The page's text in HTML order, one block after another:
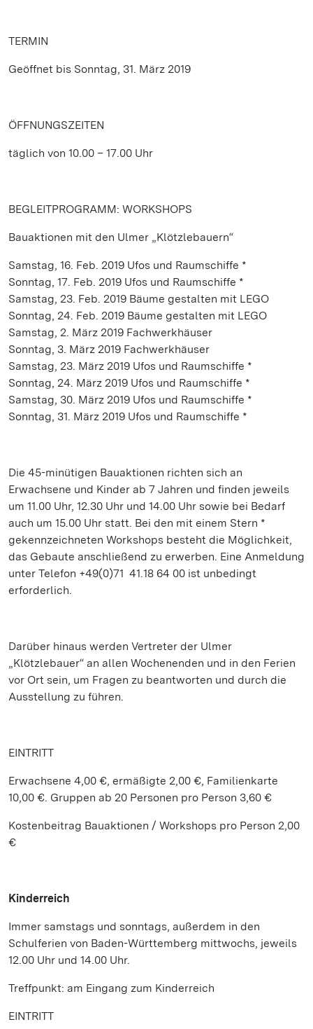
TERMIN
Geöffnet bis Sonntag, 31. März 2019
ÖFFNUNGSZEITEN
täglich von 10.00 – 17.00 Uhr
BEGLEITPROGRAMM: WORKSHOPS
Bauaktionen mit den Ulmer „Klötzlebauern“
Samstag, 16. Feb. 2019 Ufos und Raumschiffe *
Sonntag, 17. Feb. 2019 Ufos und Raumschiffe *
Samstag, 23. Feb. 2019 Bäume gestalten mit LEGO
Sonntag, 24. Feb. 2019 Bäume gestalten mit LEGO
Samstag, 2. März 2019 Fachwerkhäuser
Sonntag, 3. März 2019 Fachwerkhäuser
Samstag, 23. März 2019 Ufos und Raumschiffe *
Sonntag, 24. März 2019 Ufos und Raumschiffe *
Samstag, 30. März 2019 Ufos und Raumschiffe *
Sonntag, 31. März 2019 Ufos und Raumschiffe *
Die 45-minütigen Bauaktionen richten sich an
Erwachsene und Kinder ab 7 Jahren und finden jeweils
um 11.00 Uhr, 12.30 Uhr und 14.00 Uhr sowie bei Bedarf
auch um 15.00 Uhr statt. Bei den mit einem Stern *
gekennzeichneten Workshops besteht die Möglichkeit,
das Gebaute anschließend zu erwerben. Eine Anmeldung
unter Telefon +49(0)71 41.18 64 00 ist unbedingt
erforderlich.
Darüber hinaus werden Vertreter der Ulmer
„Klötzlebauer“ an allen Wochenenden und in den Ferien
vor Ort sein, um Fragen zu beantworten und durch die
Ausstellung zu führen.
EINTRITT
Erwachsene 4,00 €, ermäßigte 2,00 €, Familienkarte
10,00 €. Gruppen ab 20 Personen pro Person 3,60 €
Kostenbeitrag Bauaktionen / Workshops pro Person 2,00
€
Kinderreich
Immer samstags und sonntags, außerdem in den
Schulferien von Baden-Württemberg mittwochs, jeweils
12.00 Uhr und 14.00 Uhr.
Treffpunkt: am Eingang zum Kinderreich
EINTRITT